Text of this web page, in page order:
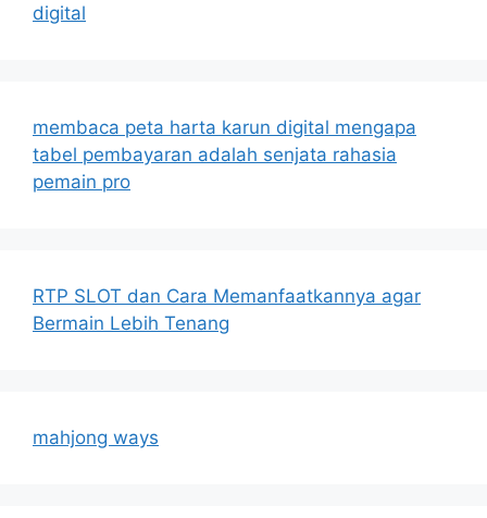
digital
membaca peta harta karun digital mengapa
tabel pembayaran adalah senjata rahasia
pemain pro
RTP SLOT dan Cara Memanfaatkannya agar
Bermain Lebih Tenang
mahjong ways